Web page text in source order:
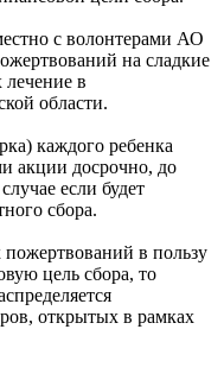
с волонтерами АО
на сладкие
лечение в
области.
каждого ребенка
акции досрочно, до
если будет
сбора.
в пользу
цель сбора, то
открытых в рамках